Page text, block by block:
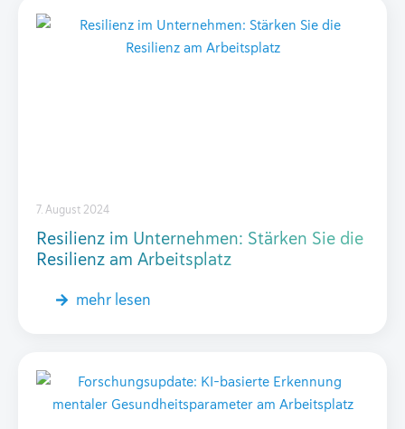
Resilienz im Unternehmen: Stärken Sie die
Resilienz am Arbeitsplatz
7. August 2024
mehr lesen